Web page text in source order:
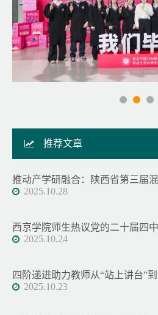
推荐文章
推动产学研融合：陕西省第三届
2025.10.28
西京学院师生热议党的二十届四
2025.10.24
四阶递进助力教师从“站上讲台”
2025.10.23